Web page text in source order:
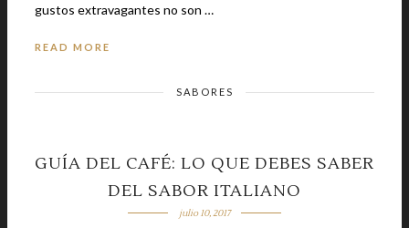
gustos extravagantes no son …
READ MORE
SABORES
GUÍA DEL CAFÉ: LO QUE DEBES SABER
DEL SABOR ITALIANO
julio 10, 2017